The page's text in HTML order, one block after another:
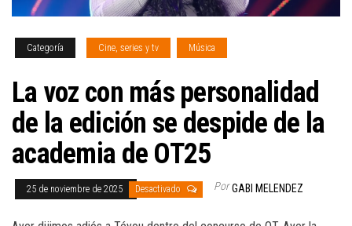
Categoría Cine, series y tv Música
La voz con más personalidad
de la edición se despide de la
academia de OT25
25 de noviembre de 2025 Desactivado Por GABI MELENDEZ